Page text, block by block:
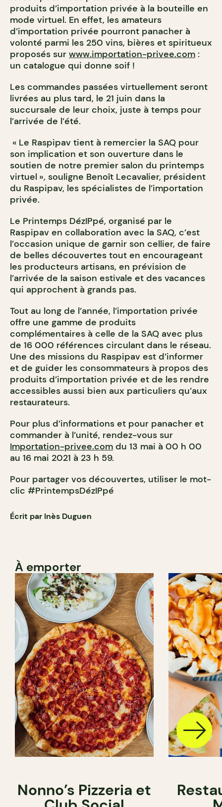
produits d’importation privée à la bouteille en
mode virtuel. En effet, les amateurs
d’importation privée pourront panacher à
volonté parmi les 250 vins, bières et spiritueux
proposés sur www.importation-privee.com :
un catalogue qui donne soif !
Les commandes passées virtuellement seront
livrées au plus tard, le 21 juin dans la
succursale de leur choix, juste à temps pour
l’arrivée de l’été.
« Le Raspipav tient à remercier la SAQ pour
son implication et son ouverture dans le
soutien de notre premier salon du printemps
virtuel », souligne Benoît Lecavalier, président
du Raspipav, les spécialistes de l’importation
privée.
Le Printemps DézIPpé, organisé par le
Raspipav en collaboration avec la SAQ, c’est
l’occasion unique de garnir son cellier, de faire
de belles découvertes tout en encourageant
les producteurs artisans, en prévision de
l’arrivée de la saison estivale et des vacances
qui approchent à grands pas.
Tout au long de l’année, l’importation privée
offre une gamme de produits
complémentaires à celle de la SAQ avec plus
de 16 000 références circulant dans le réseau.
Une des missions du Raspipav est d’informer
et de guider les consommateurs à propos des
produits d’importation privée et de les rendre
accessibles aussi bien aux particuliers qu’aux
restaurateurs.
Pour plus d’informations et pour panacher et
commander à l’unité, rendez-vous sur
Importation-privee.com du 13 mai à 00 h 00
au 16 mai 2021 à 23 h 59.
Pour partager vos découvertes, utiliser le mot-
clic #PrintempsDézIPpé
Écrit par Inès Duguen
À emporter
Nonno’s Pizzeria et